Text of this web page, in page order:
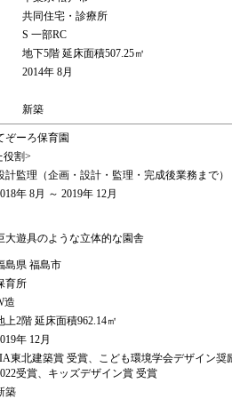
共同住宅・診療所
S 一部RC
地下5階 延床面積507.25㎡
2014年 8月
新築
ぞーろ保育園
役割>
計監理（企画・設計・監理・完成後業務まで）
年 8月 ～ 2019年 12月
大遊具のような立体的な園舎
島県 福島市
育所
造
上2階 延床面積962.14㎡
年 12月
東北建築賞 受賞、こども環境学会デザイン奨
受賞、キッズデザイン賞 受賞
築